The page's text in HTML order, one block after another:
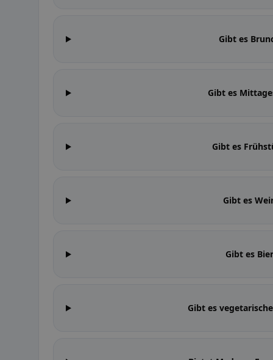
Gibt es
Gibt es
Gibt es
Gibt es
Gibt es
Gibt es